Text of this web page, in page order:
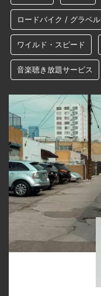
ロードバイク / グラベ
ワイルド・スピード
音楽聴き放題サービス